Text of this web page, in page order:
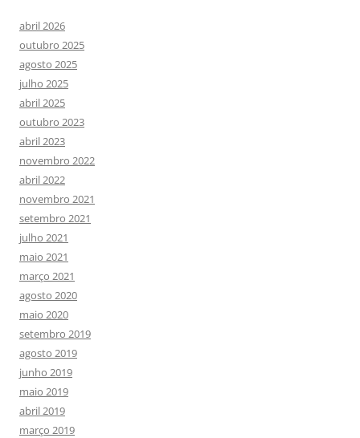
abril 2026
outubro 2025
agosto 2025
julho 2025
abril 2025
outubro 2023
abril 2023
novembro 2022
abril 2022
novembro 2021
setembro 2021
julho 2021
maio 2021
março 2021
agosto 2020
maio 2020
setembro 2019
agosto 2019
junho 2019
maio 2019
abril 2019
março 2019